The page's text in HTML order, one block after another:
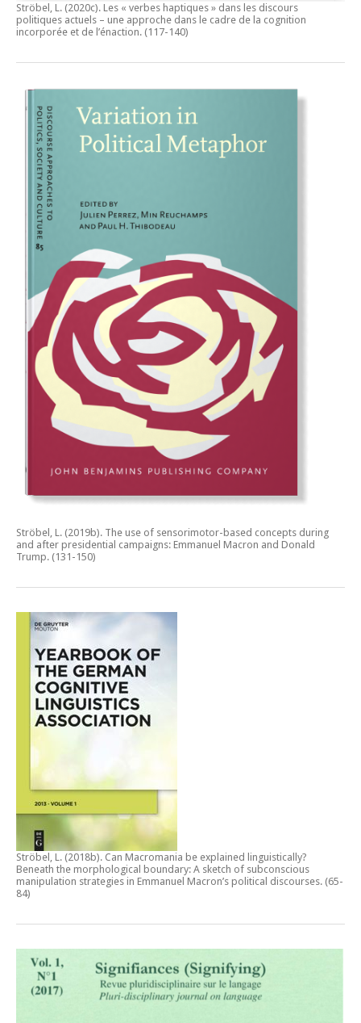
Ströbel, L. (2020c). Les « verbes haptiques » dans les discours
politiques actuels – une approche dans le cadre de la cognition
incorporée et de l’énaction. (117-140)
Ströbel, L. (2019b). The use of sensorimotor-based concepts during
and after presidential campaigns: Emmanuel Macron and Donald
Trump. (131-150)
Ströbel, L. (2018b). Can Macromania be explained linguistically?
Beneath the morphological boundary: A sketch of subconscious
manipulation strategies in Emmanuel Macron’s political discourses. (65-
84)